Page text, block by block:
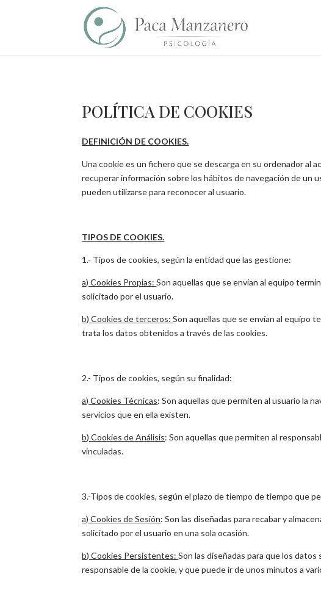
POLÍTICA DE COOKIES
DEFINICIÓN DE COOKIES.
Una cookie es un fichero que se descarga en su ordenador al
recuperar información sobre los hábitos de navegación de un
pueden utilizarse para reconocer al usuario.
TIPOS DE COOKIES.
1.- Tipos de cookies, según la entidad que las gestione:
a) Cookies Propias:Son aquellas que se envían al equipo
solicitado por el usuario.
b) Cookies de terceros:Son aquellas que se envían al equipo
trata los datos obtenidos a través de las cookies.
2.- Tipos de cookies, según su finalidad:
a) Cookies Técnicas: Son aquellas que permiten al usuario la
servicios que en ella existen.
b) Cookies de Análisis: Son aquellas que permiten al
vinculadas.
3.-Tipos de cookies, según el plazo de tiempo de tiempo que
a) Cookies de Sesión: Son las diseñadas para recabar y
solicitado por el usuario en una sola ocasión.
b) Cookies Persistentes:Son las diseñadas para que los
responsable de la cookie, y que puede ir de unos minutos a